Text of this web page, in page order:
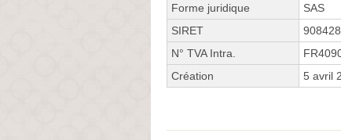
Forme juridique
SAS
SIRET
N° TVA Intra.
Création
5 avril